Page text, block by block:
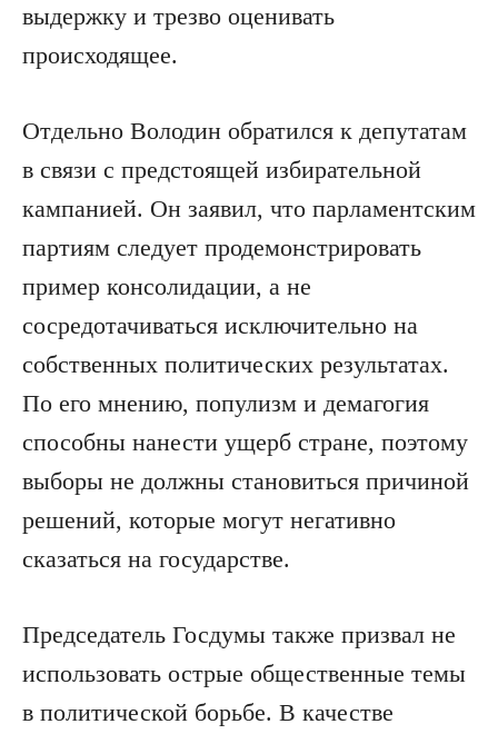
выдержку и трезво оценивать
происходящее.
Отдельно Володин обратился к депутатам
в связи с предстоящей избирательной
кампанией. Он заявил, что парламентским
партиям следует продемонстрировать
пример консолидации, а не
сосредотачиваться исключительно на
собственных политических результатах.
По его мнению, популизм и демагогия
способны нанести ущерб стране, поэтому
выборы не должны становиться причиной
решений, которые могут негативно
сказаться на государстве.
Председатель Госдумы также призвал не
использовать острые общественные темы
в политической борьбе. В качестве